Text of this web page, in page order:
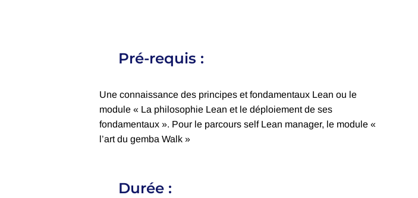
Pré-requis :
Une connaissance des principes et fondamentaux Lean ou le
module « La philosophie Lean et le déploiement de ses
fondamentaux ». Pour le parcours self Lean manager, le module «
l’art du gemba Walk »
Durée :